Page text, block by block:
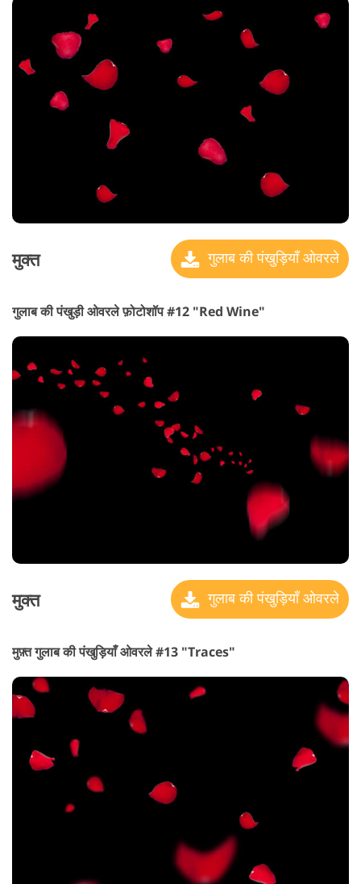
मुक्त गुलाब की पंखुड़ियाँ ओवरले
गुलाब की पंखुड़ी ओवरले फ़ोटोशॉप #12 "Red Wine"
मुक्त गुलाब की पंखुड़ियाँ ओवरले
मुफ़्त गुलाब की पंखुड़ियाँ ओवरले #13 "Traces"